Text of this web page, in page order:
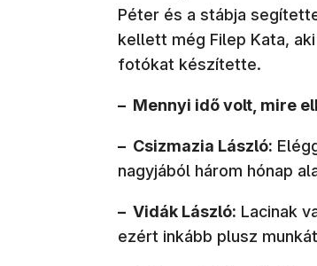
Péter és a stábja
kellett még Filep Kata,
fotókat készítette.
– Mennyi idő volt, mire
– Csizmazia László:
nagyjából három hónap
– Vidák László: Lacinak
ezért inkább plusz